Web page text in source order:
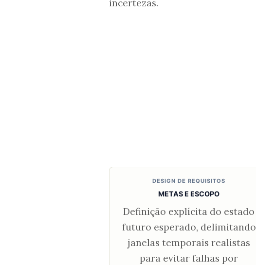
incertezas.
DESIGN DE REQUISITOS
METAS E ESCOPO
Definição explícita do estado
futuro esperado, delimitando
janelas temporais realistas
para evitar falhas por